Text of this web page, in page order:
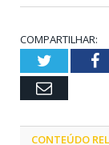
COMPARTILHAR:
Twitter
Email
CONTEÚDO